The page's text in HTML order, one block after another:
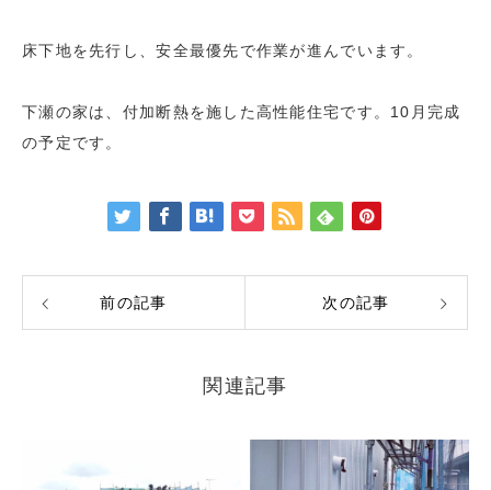
床下地を先行し、安全最優先で作業が進んでいます。
下瀬の家は、付加断熱を施した高性能住宅です。10月完成
の予定です。
前の記事 次の記事
関連記事